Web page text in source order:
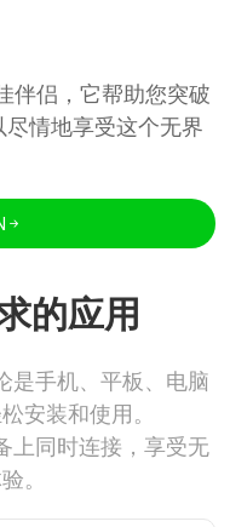
伴侣，它帮助您突破
情地享受这个无界
的应用
是手机、平板、电脑
安装和使用。
上同时连接，享受无
。